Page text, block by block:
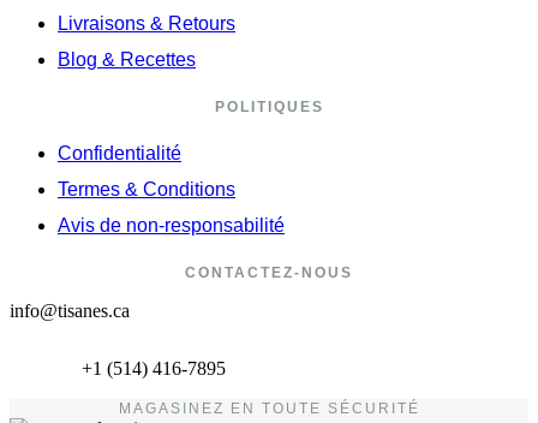
Livraisons & Retours
Blog & Recettes
POLITIQUES
Confidentialité
Termes & Conditions
Avis de non-responsabilité
CONTACTEZ-NOUS
info@tisanes.ca
+1 (514) 416-7895
MAGASINEZ EN TOUTE SÉCURITÉ